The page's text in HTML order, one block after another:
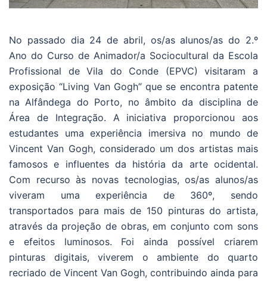
No passado dia 24 de abril, os/as alunos/as do 2.º
Ano do Curso de Animador/a Sociocultural da Escola
Profissional de Vila do Conde (EPVC) visitaram a
exposição “Living Van Gogh” que se encontra patente
na Alfândega do Porto, no âmbito da disciplina de
Área de Integração. A iniciativa proporcionou aos
estudantes uma experiência imersiva no mundo de
Vincent Van Gogh, considerado um dos artistas mais
famosos e influentes da história da arte ocidental.
Com recurso às novas tecnologias, os/as alunos/as
viveram uma experiência de 360º, sendo
transportados para mais de 150 pinturas do artista,
através da projeção de obras, em conjunto com sons
e efeitos luminosos. Foi ainda possível criarem
pinturas digitais, viverem o ambiente do quarto
recriado de Vincent Van Gogh, contribuindo ainda para